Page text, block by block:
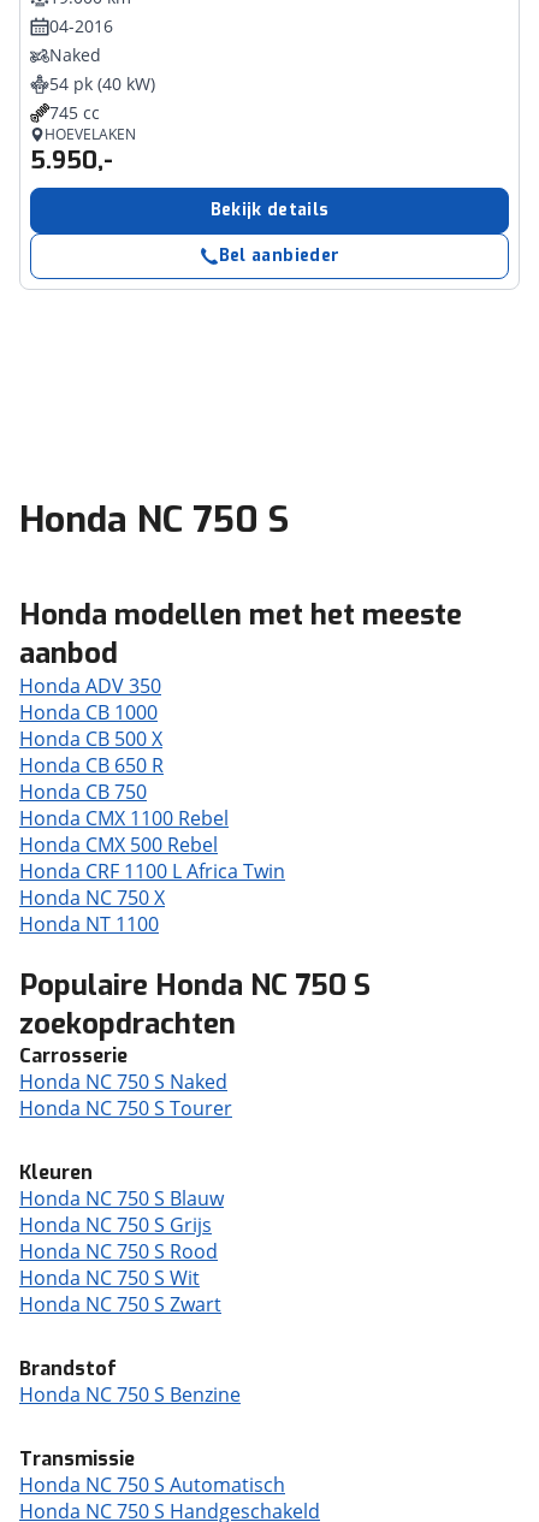
04-2016
Naked
54 pk (40 kW)
745 cc
HOEVELAKEN
5.950,-
Bekijk details
Bel aanbieder
Honda NC 750 S
Honda modellen met het meeste
aanbod
Honda ADV 350
Honda CB 1000
Honda CB 500 X
Honda CB 650 R
Honda CB 750
Honda CMX 1100 Rebel
Honda CMX 500 Rebel
Honda CRF 1100 L Africa Twin
Honda NC 750 X
Honda NT 1100
Populaire Honda NC 750 S
zoekopdrachten
Carrosserie
Honda NC 750 S Naked
Honda NC 750 S Tourer
Kleuren
Honda NC 750 S Blauw
Honda NC 750 S Grijs
Honda NC 750 S Rood
Honda NC 750 S Wit
Honda NC 750 S Zwart
Brandstof
Honda NC 750 S Benzine
Transmissie
Honda NC 750 S Automatisch
Honda NC 750 S Handgeschakeld